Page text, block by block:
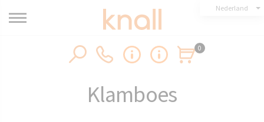
Nederland
0
Klamboes